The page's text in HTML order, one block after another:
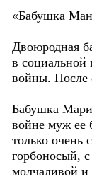
«Бабушка
Двоюродная
в социальной
войны. После
Бабушка
войне муж ее
только
горбоносый,
молчаливой и